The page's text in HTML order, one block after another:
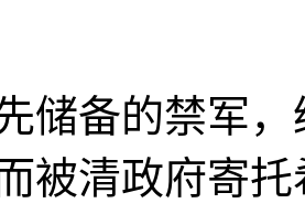
储备的禁军
被清政府寄